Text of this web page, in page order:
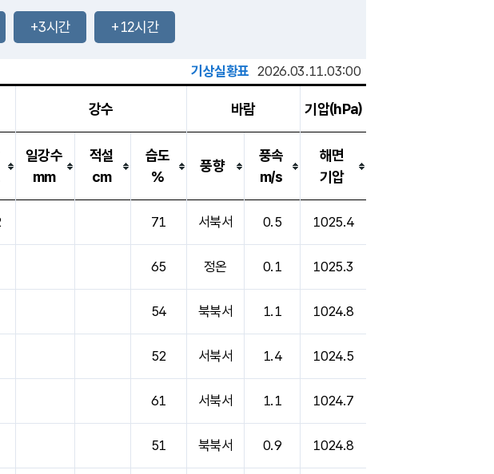
-mm
36.4℃
1.5m/s
-mm
+3시간 +12시간
기상실황표 2026.03.11.03:00
강수 바람 기압(hPa)
일강수
mm
적설
cm
습도
%
풍향
풍속
m/s
해면
기압
71 서북서 0.5 1025.4
65 정온 0.1 1025.3
54 북북서 1.1 1024.8
52 서북서 1.4 1024.5
61 서북서 1.1 1024.7
51 북북서 0.9 1024.8